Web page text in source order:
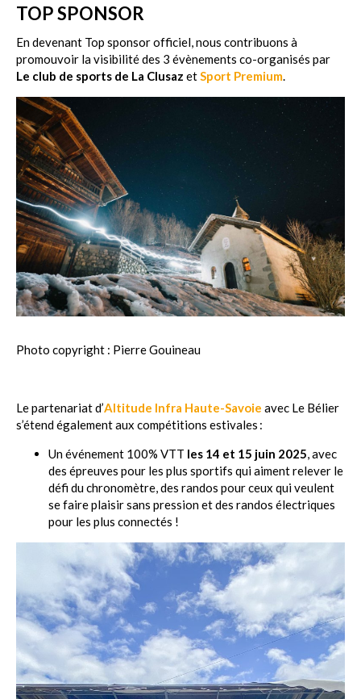
TOP SPONSOR
En devenant Top sponsor officiel, nous contribuons à
promouvoir la visibilité des 3 évènements co-organisés par
Le club de sports de La Clusaz et Sport Premium
Photo copyright : Pierre Gouineau
Le partenariat d’Altitude Infra Haute-Savoie avec Le Bélier
s’étend également aux compétitions estivales :
Un événement 100% VTT les 14 et 15 juin 2025, avec
des épreuves pour les plus sportifs qui aiment relever le
défi du chronomètre, des randos pour ceux qui veulent
se faire plaisir sans pression et des randos électriques
pour les plus connectés !